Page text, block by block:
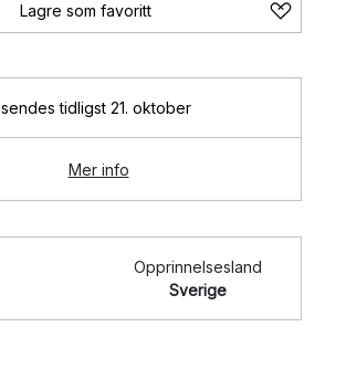
Lagre som favoritt
sendes tidligst 21. oktober
Mer info
Opprinnelsesland
Sverige